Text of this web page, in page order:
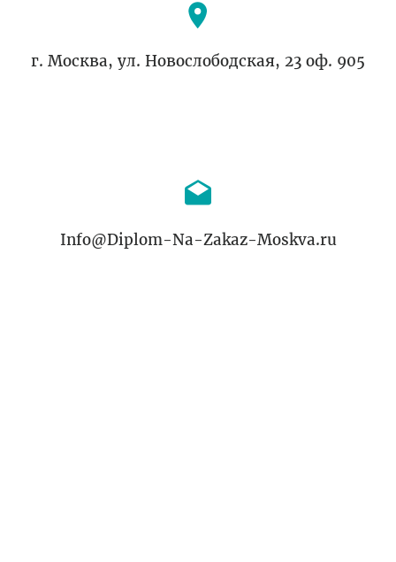
г. Москва, ул. Новослободская, 23 оф. 905
Info@Diplom-Na-Zakaz-Moskva.ru